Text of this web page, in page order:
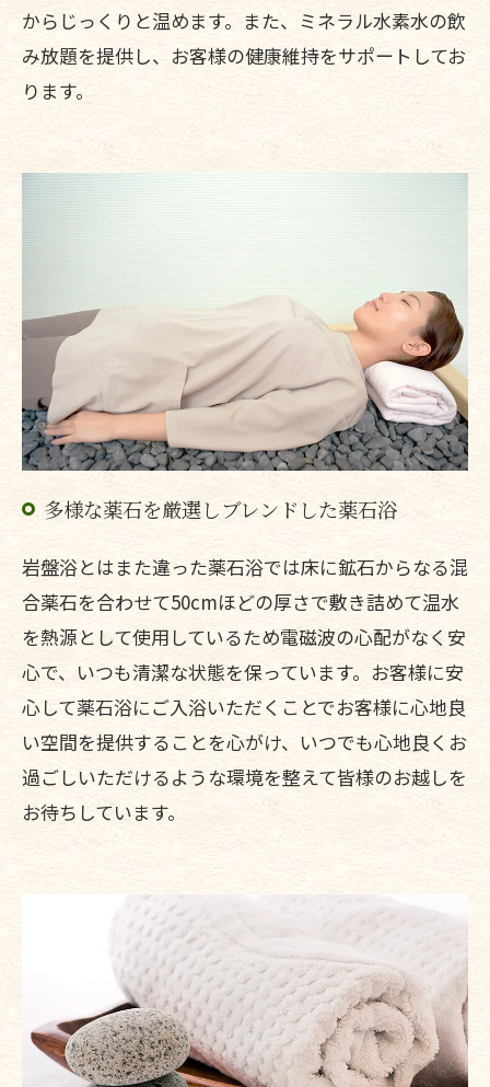
からじっくりと温めます。また、ミネラル水素水の飲
み放題を提供し、お客様の健康維持をサポートしてお
ります。
多様な薬石を厳選しブレンドした薬石浴
岩盤浴とはまた違った薬石浴では床に鉱石からなる混
合薬石を合わせて50cmほどの厚さで敷き詰めて温水
を熱源として使用しているため電磁波の心配がなく安
心で、いつも清潔な状態を保っています。お客様に安
心して薬石浴にご入浴いただくことでお客様に心地良
い空間を提供することを心がけ、いつでも心地良くお
過ごしいただけるような環境を整えて皆様のお越しを
お待ちしています。